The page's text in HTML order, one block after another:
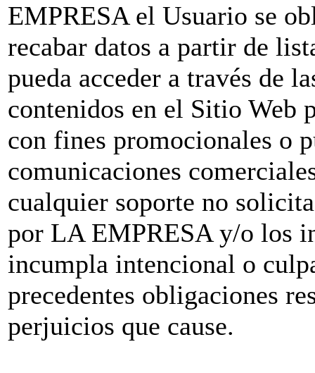
EMPRESA el Usuario se
recabar datos a partir de
pueda acceder a través de
contenidos en el Sitio Web
con fines promocionales o
comunicaciones
cualquier soporte no
por LA EMPRESA y/o los
incumpla intencional o
precedentes obligaciones
perjuicios que cause.